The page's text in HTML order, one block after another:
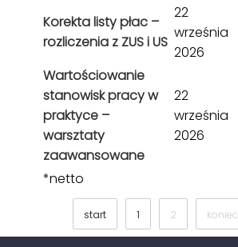
Korekta listy płac –
rozliczenia z ZUS i US
22
września
2026
Wartościowanie
stanowisk pracy w
praktyce –
warsztaty
zaawansowane
22
września
2026
*netto
start 1 2 koniec